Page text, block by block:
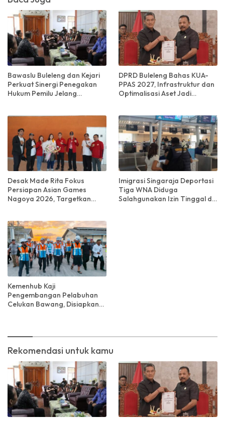
Bawaslu Buleleng dan Kejari
Perkuat Sinergi Penegakan
Hukum Pemilu Jelang
DPRD Buleleng Bahas KUA-
PPAS 2027, Infrastruktur dan
Optimalisasi Aset Jadi
Desak Made Rita Fokus
Persiapan Asian Games
Nagoya 2026, Targetkan
Imigrasi Singaraja Deportasi
Tiga WNA Diduga
Salahgunakan Izin Tinggal di
Kemenhub Kaji
Pengembangan Pelabuhan
Celukan Bawang, Disiapkan
Rekomendasi untuk kamu